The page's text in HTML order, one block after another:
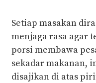
Setiap masakan
menjaga rasa agar
porsi membawa
sekadar makanan,
disajikan di atas